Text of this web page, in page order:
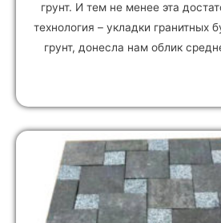
грунт. И тем не менее эта
технология – укладки гранитных
грунт, донесла нам облик